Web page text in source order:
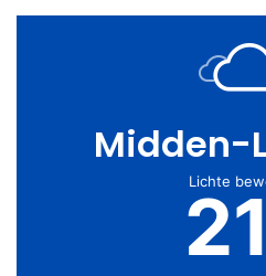
Midden-
Lichte
21